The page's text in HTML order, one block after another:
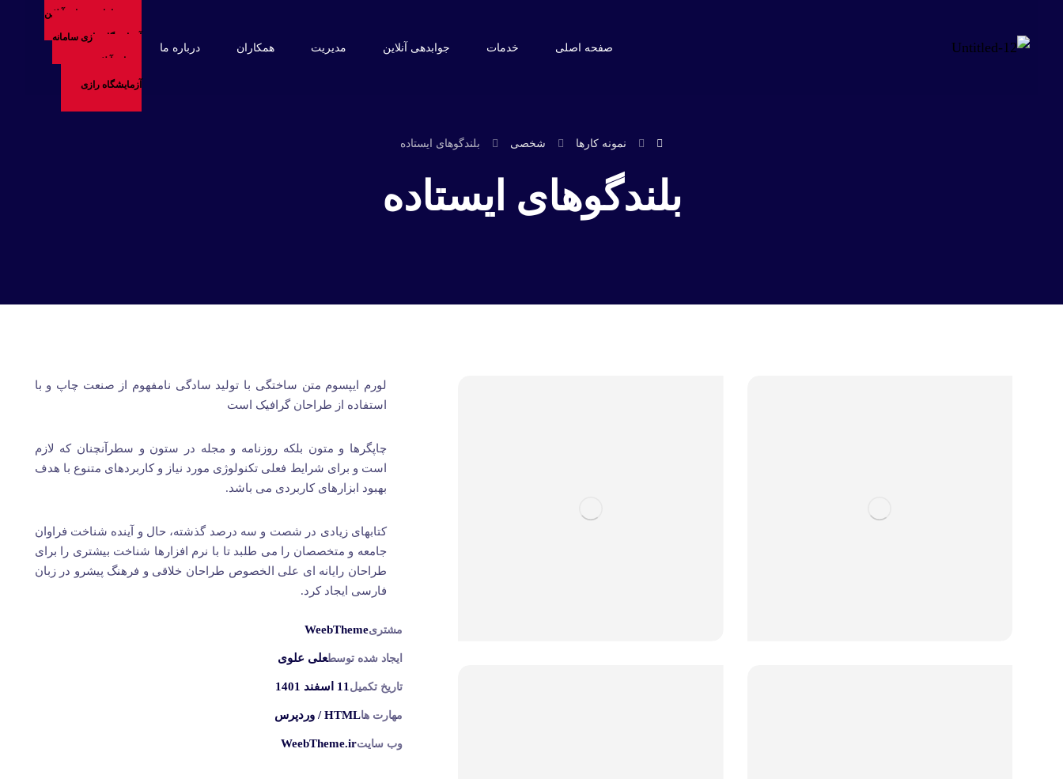
صفحه اصلی خدمات جوابدهی آنلاین مدیریت همکاران درباره ما
سامانه خدمات آنلاین
آزمایشگاه رازیسامانه
خدمات آنلاین
آزمایشگاه رازی
نمونه کارها شخصی بلندگوهای ایستاده
بلندگوهای ایستاده
لورم ایپسوم متن ساختگی با تولید سادگی نامفهوم از صنعت چاپ و با
استفاده از طراحان گرافیک است
چاپگرها و متون بلکه روزنامه و مجله در ستون و سطرآنچنان که لازم
است و برای شرایط فعلی تکنولوژی مورد نیاز و کاربردهای متنوع با هدف
بهبود ابزارهای کاربردی می باشد.
کتابهای زیادی در شصت و سه درصد گذشته، حال و آینده شناخت فراوان
جامعه و متخصصان را می طلبد تا با نرم افزارها شناخت بیشتری را برای
طراحان رایانه ای علی الخصوص طراحان خلاقی و فرهنگ پیشرو در زبان
فارسی ایجاد کرد.
مشتریWeebTheme
ایجاد شده توسطعلی علوی
تاریخ تکمیل 11 اسفند 1401
مهارت هاHTML / وردپرس
وب سایتWeebTheme.ir